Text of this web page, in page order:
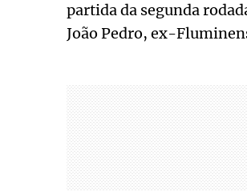
partida da segunda
João Pedro, ex-